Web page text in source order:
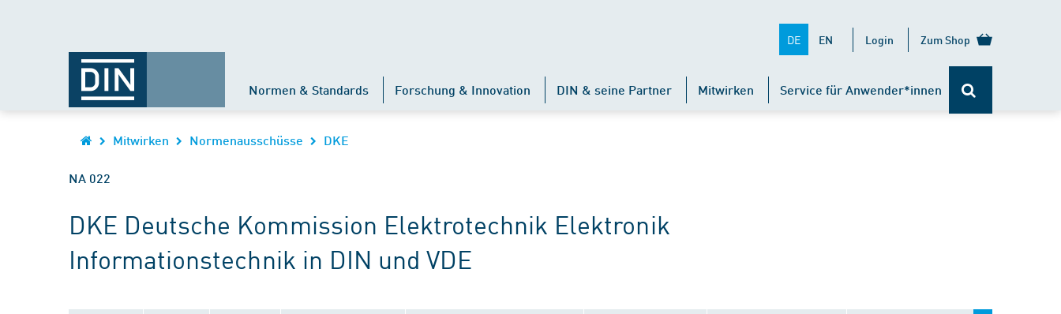
DE EN Login Zum Shop
Normen & Standards Forschung & Innovation DIN & seine Partner Mitwirken Service für Anwender*innen
Mitwirken Normenausschüsse DKE
NA 022
DKE Deutsche Kommission Elektrotechnik Elektronik
Informationstechnik in DIN und VDE